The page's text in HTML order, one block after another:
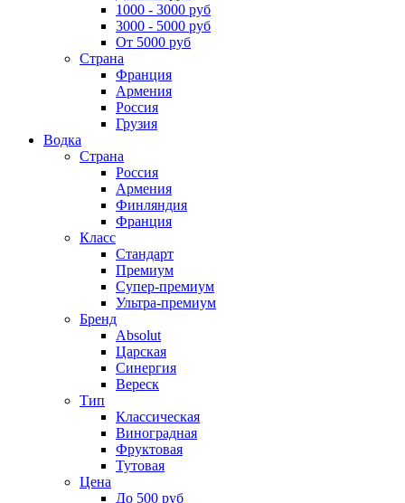
1000 - 3000 руб
3000 - 5000 руб
От 5000 руб
Страна
Франция
Армения
Россия
Грузия
Водка
Страна
Россия
Армения
Финляндия
Франция
Класс
Стандарт
Премиум
Супер-премиум
Ультра-премиум
Бренд
Absolut
Царская
Синергия
Вереск
Тип
Классическая
Виноградная
Фруктовая
Тутовая
Цена
До 500 руб